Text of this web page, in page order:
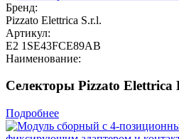
Бренд:
Pizzato Elettrica S.r.l.
Артикул:
E2 1SE43FCE89AB
Наименование:
Селекторы Pizzato Elettrica
Подробнее